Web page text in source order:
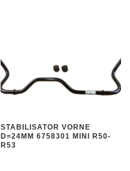
c
r
P
P
e
s
i
STABILISATOR VORNE
D=24MM 6758301 MINI R50-
R53